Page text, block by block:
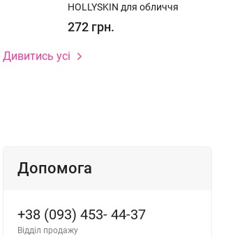
HOLLYSKIN для обличчя
272 грн.
Дивитись усі
Допомога
+38 (093) 453- 44-37
Відділ продажу